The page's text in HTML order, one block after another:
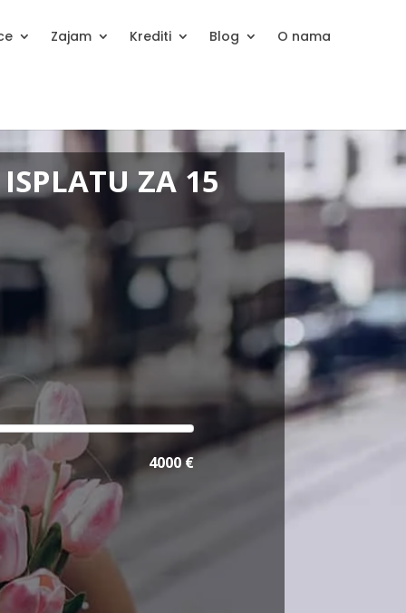
Zajam Krediti Blog O nama
ZA 15
4000 €